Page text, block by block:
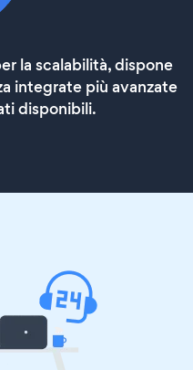
la scalabilità, dispone
integrate più avanzate
disponibili.